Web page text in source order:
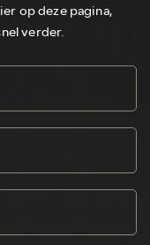
op deze pagina,
verder.